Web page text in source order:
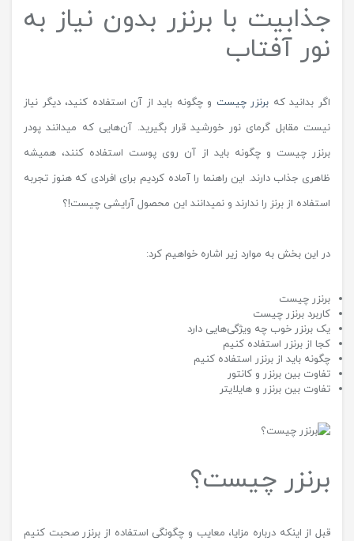
جذابیت با برنزر بدون نیاز به
نور آفتاب
اگر بدانید که برنزر چیست و چگونه باید از آن استفاده کنید، دیگر نیاز
نیست مقابل گرمای نور خورشید قرار بگیرید. آن‌هایی که میدانند پودر
برنزر چیست و چگونه باید از آن روی پوست استفاده کنند، همیشه
ظاهری جذاب دارند. این راهنما را آماده کردیم برای افرادی که هنوز تجربه
استفاده از برنز را ندارند و نمیدانند این محصول آرایشی چیست!؟
در این بخش به موارد زیر اشاره خواهیم کرد:
برنزر چیست
کاربرد برنزر چیست
یک برنزر خوب چه ویژگی‌هایی دارد
کجا از برنزر استفاده کنیم
چگونه باید از برنزر استفاده کنیم
تفاوت بین برنزر و کانتور
تفاوت بین برنزر و هایلایتر
برنزر چیست؟
قبل از اینکه درباره مزایا، معایب و چگونگی استفاده از برنزر صحبت کنیم